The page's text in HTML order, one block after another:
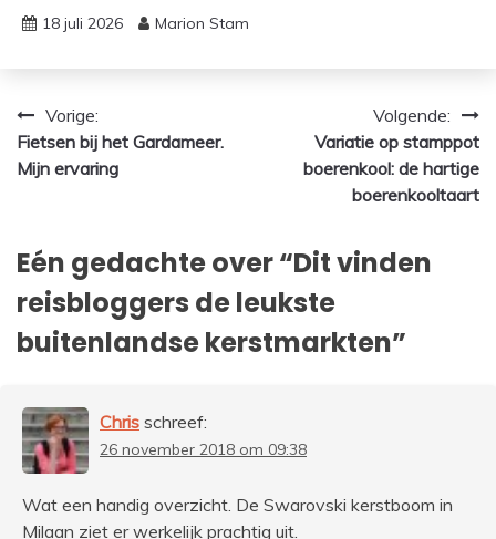
18 juli 2026 Marion Stam
Bericht
navigatie
Vorige:
Fietsen bij het Gardameer.
Mijn ervaring
Volgende:
Variatie op stamppot
boerenkool: de hartige
boerenkooltaart
Eén gedachte over “Dit vinden
reisbloggers de leukste
buitenlandse kerstmarkten”
Chris schreef:
26 november 2018 om 09:38
Wat een handig overzicht. De Swarovski kerstboom in
Milaan ziet er werkelijk prachtig uit.